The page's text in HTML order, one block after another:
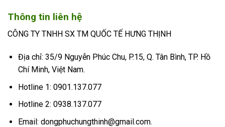
Thông tin liên hệ
CÔNG TY TNHH SX TM QUỐC TẾ HƯNG THỊNH
Địa chỉ: 35/9 Nguyễn Phúc Chu, P.15, Q. Tân Bình, TP. Hồ
Chí Minh, Việt Nam.
Hotline 1: 0901.137.077
Hotline 2: 0938.137.077
Email: dongphuchungthinh@gmail.com.